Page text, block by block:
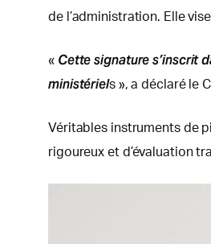
de l’administration. Elle
« Cette signature s’inscrit
ministériels », a déclaré le
Véritables instruments de
rigoureux et d’évaluation